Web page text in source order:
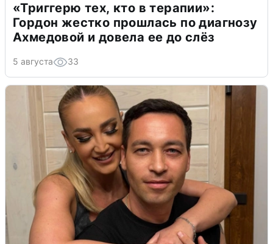
«Триггерю тех, кто в терапии»:
Гордон жестко прошлась по диагнозу
Ахмедовой и довела ее до слёз
5 августа 33